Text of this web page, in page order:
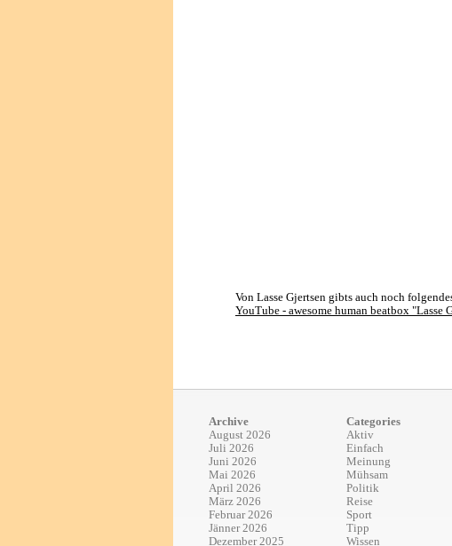
Von Lasse Gjertsen gibts auch noch
YouTube - awesome human beatbox "Lasse
Archive
August 2026
Juli 2026
Juni 2026
Mai 2026
April 2026
März 2026
Februar 2026
Jänner 2026
Dezember 2025
Categories
Aktiv
Einfach
Meinung
Mühsam
Politik
Reise
Sport
Tipp
Wissen